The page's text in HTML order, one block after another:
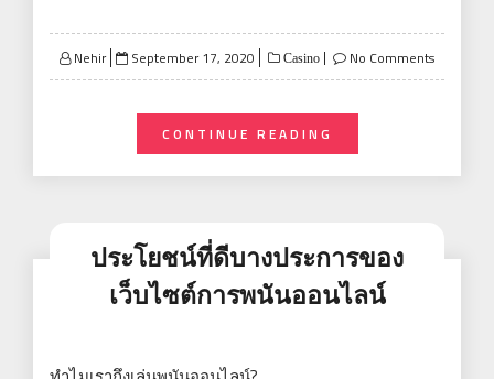
Nehir
Posted
on
September 17, 2020 Casino No Comments
CONTINUE READING
ประโยชน์ที่ดีบางประการของ
เว็บไซต์การพนันออนไลน์